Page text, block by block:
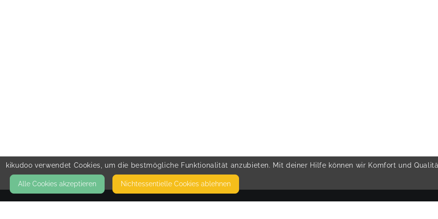
kikudoo verwendet Cookies, um die bestmögliche Funktionalität anzubieten. Mit deiner Hilfe können wir Komfort und
Alle Cookies akzeptieren Nicht­essentielle Cookies ablehnen